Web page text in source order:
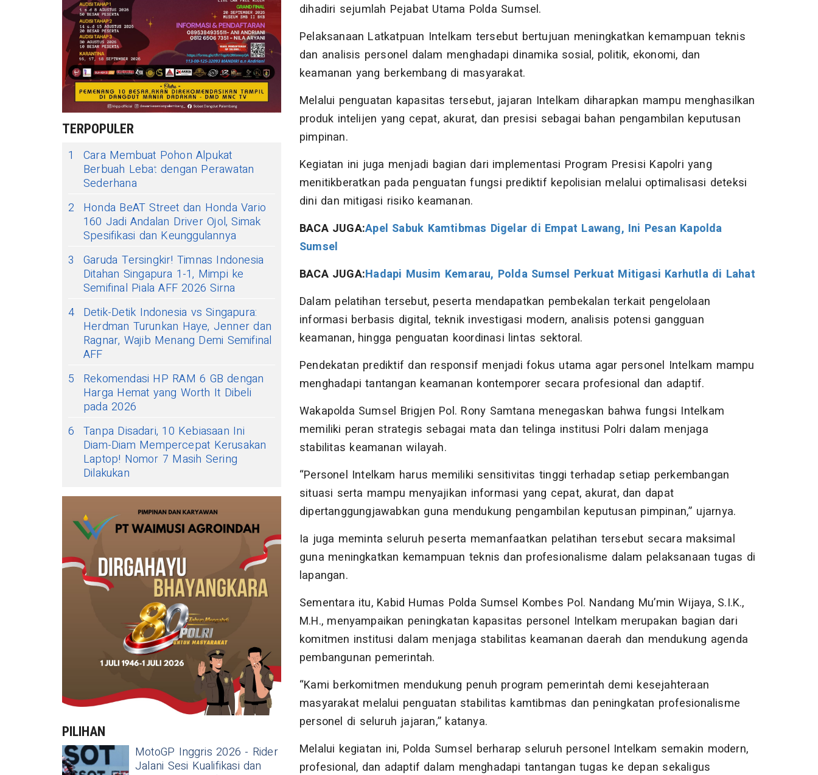
TERPOPULER
1
Cara Membuat Pohon Alpukat
Berbuah Lebat dengan Perawatan
Sederhana
2
Honda BeAT Street dan Honda Vario
160 Jadi Andalan Driver Ojol, Simak
Spesifikasi dan Keunggulannya
3
Garuda Tersingkir! Timnas Indonesia
Ditahan Singapura 1-1, Mimpi ke
Semifinal Piala AFF 2026 Sirna
4 Detik-Detik Indonesia vs Singapura:
Herdman Turunkan Haye, Jenner dan
Ragnar, Wajib Menang Demi Semifinal
AFF
5
Rekomendasi HP RAM 6 GB dengan
Harga Hemat yang Worth It Dibeli
pada 2026
6 Tanpa Disadari, 10 Kebiasaan Ini
Diam-Diam Mempercepat Kerusakan
Laptop! Nomor 7 Masih Sering
Dilakukan
PILIHAN
MotoGP Inggris 2026 - Rider
Jalani Sesi Kualifikasi dan
dihadiri sejumlah Pejabat Utama Polda Sumsel.
Pelaksanaan Latkatpuan Intelkam tersebut bertujuan meningkatkan kemampuan teknis
dan analisis personel dalam menghadapi dinamika sosial, politik, ekonomi, dan
keamanan yang berkembang di masyarakat.
Melalui penguatan kapasitas tersebut, jajaran Intelkam diharapkan mampu menghasilkan
produk intelijen yang cepat, akurat, dan presisi sebagai bahan pengambilan keputusan
pimpinan.
Kegiatan ini juga menjadi bagian dari implementasi Program Presisi Kapolri yang
menitikberatkan pada penguatan fungsi prediktif kepolisian melalui optimalisasi deteksi
dini dan mitigasi risiko keamanan.
BACA JUGA:Apel Sabuk Kamtibmas Digelar di Empat Lawang, Ini Pesan Kapolda
Sumsel
BACA JUGA:Hadapi Musim Kemarau, Polda Sumsel Perkuat Mitigasi Karhutla di Lahat
Dalam pelatihan tersebut, peserta mendapatkan pembekalan terkait pengelolaan
informasi berbasis digital, teknik investigasi modern, analisis potensi gangguan
keamanan, hingga penguatan koordinasi lintas sektoral.
Pendekatan prediktif dan responsif menjadi fokus utama agar personel Intelkam mampu
menghadapi tantangan keamanan kontemporer secara profesional dan adaptif.
Wakapolda Sumsel Brigjen Pol. Rony Samtana menegaskan bahwa fungsi Intelkam
memiliki peran strategis sebagai mata dan telinga institusi Polri dalam menjaga
stabilitas keamanan wilayah.
“Personel Intelkam harus memiliki sensitivitas tinggi terhadap setiap perkembangan
situasi serta mampu menyajikan informasi yang cepat, akurat, dan dapat
dipertanggungjawabkan guna mendukung pengambilan keputusan pimpinan,” ujarnya.
Ia juga meminta seluruh peserta memanfaatkan pelatihan tersebut secara maksimal
guna meningkatkan kemampuan teknis dan profesionalisme dalam pelaksanaan tugas di
lapangan.
Sementara itu, Kabid Humas Polda Sumsel Kombes Pol. Nandang Mu’min Wijaya, S.I.K.,
M.H., menyampaikan peningkatan kapasitas personel Intelkam merupakan bagian dari
komitmen institusi dalam menjaga stabilitas keamanan daerah dan mendukung agenda
pembangunan pemerintah.
“Kami berkomitmen mendukung penuh program pemerintah demi kesejahteraan
masyarakat melalui penguatan stabilitas kamtibmas dan peningkatan profesionalisme
personel di seluruh jajaran,” katanya.
Melalui kegiatan ini, Polda Sumsel berharap seluruh personel Intelkam semakin modern,
profesional, dan adaptif dalam menghadapi tantangan tugas ke depan sekaligus